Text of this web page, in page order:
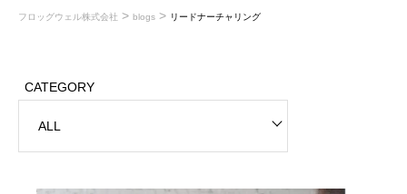
フロッグウェル株式会社 > blogs > リードナーチャリング
CATEGORY